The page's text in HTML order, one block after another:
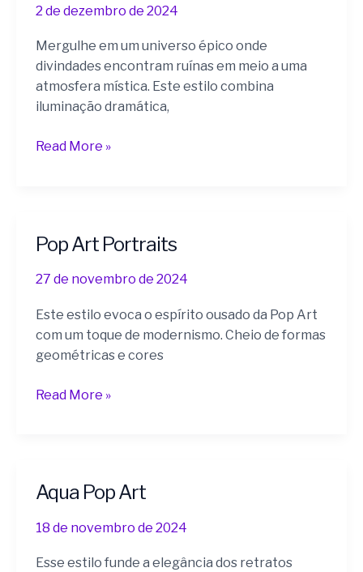
2 de dezembro de 2024
Mergulhe em um universo épico onde
divindades encontram ruínas em meio a uma
atmosfera mística. Este estilo combina
iluminação dramática,
Read More »
Pop Art Portraits
27 de novembro de 2024
Este estilo evoca o espírito ousado da Pop Art
com um toque de modernismo. Cheio de formas
geométricas e cores
Pop
Portraits
Read More »
Aqua Pop Art
18 de novembro de 2024
Esse estilo funde a elegância dos retratos
Aqua
Art